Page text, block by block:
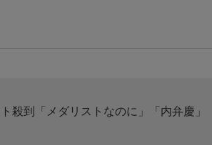
殺到「メダリストなのに」「内弁慶」